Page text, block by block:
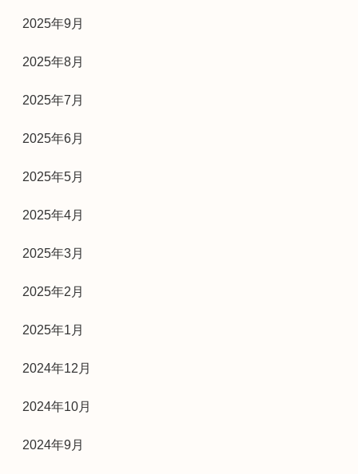
2025年9月
2025年8月
2025年7月
2025年6月
2025年5月
2025年4月
2025年3月
2025年2月
2025年1月
2024年12月
2024年10月
2024年9月